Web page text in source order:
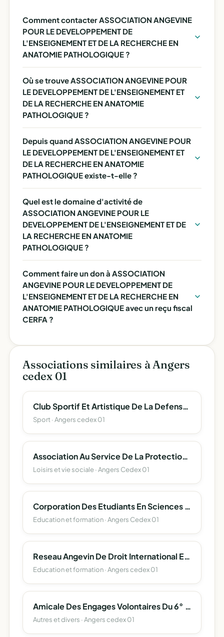
Comment contacter ASSOCIATION ANGEVINE
POUR LE DEVELOPPEMENT DE
L'ENSEIGNEMENT ET DE LA RECHERCHE EN
ANATOMIE PATHOLOGIQUE ?
Où se trouve ASSOCIATION ANGEVINE POUR
LE DEVELOPPEMENT DE L'ENSEIGNEMENT ET
DE LA RECHERCHE EN ANATOMIE
PATHOLOGIQUE ?
Depuis quand ASSOCIATION ANGEVINE POUR
LE DEVELOPPEMENT DE L'ENSEIGNEMENT ET
DE LA RECHERCHE EN ANATOMIE
PATHOLOGIQUE existe-t-elle ?
Quel est le domaine d'activité de
ASSOCIATION ANGEVINE POUR LE
DEVELOPPEMENT DE L'ENSEIGNEMENT ET DE
LA RECHERCHE EN ANATOMIE
PATHOLOGIQUE ?
Comment faire un don à ASSOCIATION
ANGEVINE POUR LE DEVELOPPEMENT DE
L'ENSEIGNEMENT ET DE LA RECHERCHE EN
ANATOMIE PATHOLOGIQUE avec un reçu fiscal
CERFA ?
Associations similaires à Angers
cedex 01
Club Sportif Et Artistique De La Defense D'angers
Sport · Angers cedex 01
Association Au Service De La Protection Et L'accompagnement Des Majeurs 49
Loisirs et vie sociale · Angers Cedex 01
Corporation Des Etudiants En Sciences D'angers (Corpo Sciences Angers)
Education et formation · Angers Cedex 01
Reseau Angevin De Droit International Et Europeen
Education et formation · Angers cedex 01
Amicale Des Engages Volontaires Du 6° Regiment Du Genie
Autres et divers · Angers cedex 01